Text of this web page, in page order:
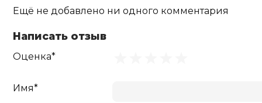
Ещё не добавлено ни одного комментария
Написать отзыв
Оценка*
Имя*